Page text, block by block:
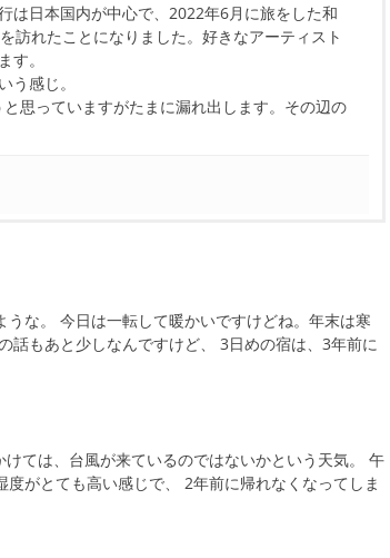
は日本国内が中心で、2022年6月に旅をした和
訪れたことになりました。好きなアーティスト
す。
う感じ。
思っていますがたまに漏れ出します。その辺の
な。 今日は一転して暖かいですけどね。年末は寒
話もあと少しなんですけど、 3日めの宿は、3年前に
ては、台風が来ているのではないかという天気。 午
がとても高い感じで、 2年前に帰れなくなってしま